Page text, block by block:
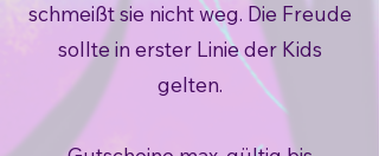
schmeißt sie nicht weg. Die Freude
sollte in erster Linie der Kids
gelten.